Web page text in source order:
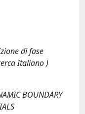
di fase
Italiano )
BOUNDARY